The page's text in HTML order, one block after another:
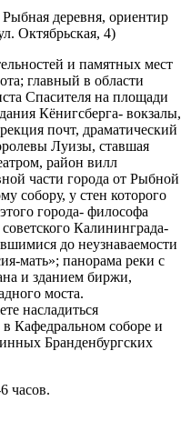
деревня, ориентир
Октябрьская, 4)
и памятных мест
главный в области
Спасителя на площади
Кёнигсберга- вокзалы,
почт, драматический
Луизы, ставшая
район вилл
части города от Рыбной
собору, у стен которого
города- философа
Калининграда-
до неузнаваемости
мать»; панорама реки с
и зданием биржи,
моста.
насладиться
Кафедральном соборе и
Бранденбургских
часов.